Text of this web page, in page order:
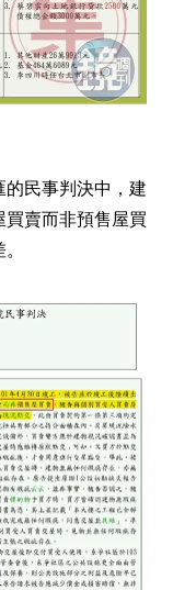
民事判決中，建
賣而非預售屋買